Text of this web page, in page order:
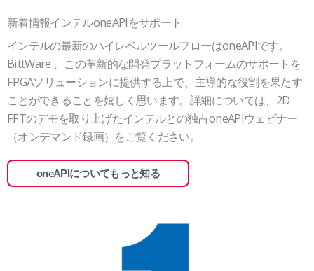
新着情報インテルoneAPIをサポート
インテルの最新のハイレベルツールフローはoneAPIです。
BittWare 、この革新的な開発プラットフォームのサポートを
FPGAソリューションに提供する上で、主導的な役割を果たす
ことができることを嬉しく思います。詳細については、2D
FFTのデモを取り上げたインテルとの独占oneAPIウェビナー
（オンデマンド録画）をご覧ください。
oneAPIについてもっと知る